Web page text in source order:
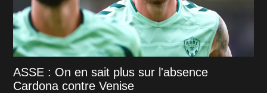
ASSE : On en sait plus sur l'absence
Cardona contre Venise